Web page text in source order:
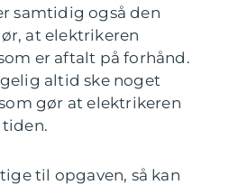
samtidig også den
at elektrikeren
er aftalt på forhånd.
altid ske noget
gør at elektrikeren
til opgaven, så kan